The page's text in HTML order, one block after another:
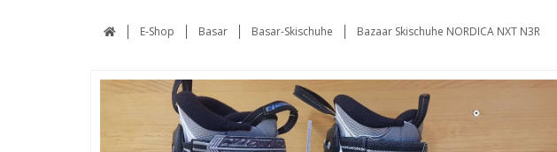
E-Shop Basar Basar-Skischuhe Bazaar Skischuhe NORDICA NXT N3R